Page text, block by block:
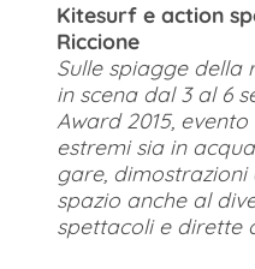
Kitesurf e action
Riccione
Sulle spiagge
in scena dal 3 al 6
Award 2015,
estremi sia in
gare, dimostrazioni
spazio anche al
spettacoli e dirette